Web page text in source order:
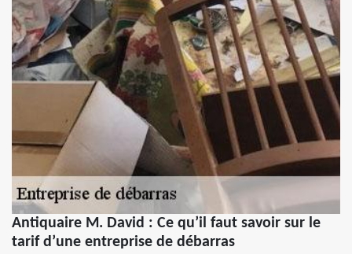
Antiquaire M. David : Ce qu’il faut savoir sur le
tarif d’une entreprise de débarras